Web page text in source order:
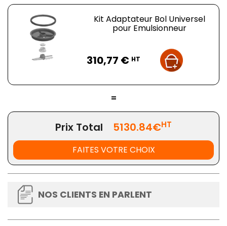
Kit Adaptateur Bol Universel
pour Emulsionneur
310,77 € HT
=
Prix Total 5130.84€HT
FAITES VOTRE CHOIX
NOS CLIENTS EN PARLENT